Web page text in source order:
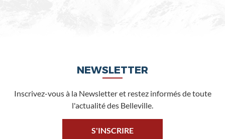
NEWSLETTER
Inscrivez-vous à la Newsletter et restez informés de toute
l'actualité des Belleville.
S'INSCRIRE